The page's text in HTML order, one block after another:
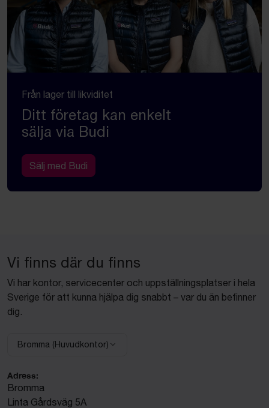
Från lager till likviditet
Ditt företag kan enkelt
sälja via Budi
Sälj med Budi
Vi finns där du finns
Vi har kontor, servicecenter och uppställningsplatser i hela
Sverige för att kunna hjälpa dig snabbt – var du än befinner
dig.
Välj anläggning:
Bromma (Huvudkontor)
Adress:
Bromma
Linta Gårdsväg 5A